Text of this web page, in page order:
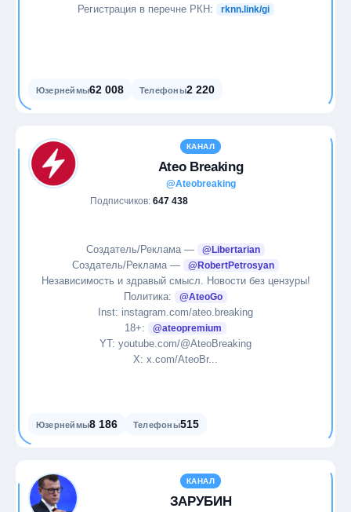
Криптовалюты
Маркетинг
Международные отношения
Мемы
Мотивация
Музыка
Новости
Общество
Регистрация в перечне РКН: rknn.link/gi
Юзернеймы62 008 Телефоны2 220
КАНАЛ
Ateo Breaking
@Ateobreaking
Подписчиков: 647 438
Создатель/Реклама — @Libertarian
Создатель/Реклама — @RobertPetrosyan
Независимость и здравый смысл. Новости без цензуры!
Политика:
@AteoGo
Inst: instagram.com/ateo.breaking
18+:
@ateopremium
YT: youtube.com/@AteoBreaking
Х: x.com/AteoBr...
Юзернеймы8 186 Телефоны515
КАНАЛ
ЗАРУБИН